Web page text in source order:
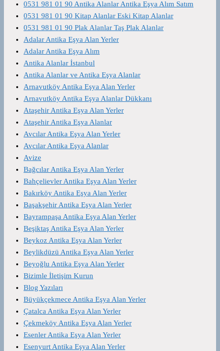
0531 981 01 90 Antika Alanlar Antika Eşya Alım Satım
0531 981 01 90 Kitap Alanlar Eski Kitap Alanlar
0531 981 01 90 Plak Alanlar Taş Plak Alanlar
Adalar Antika Eşya Alan Yerler
Adalar Antika Eşya Alım
Antika Alanlar İstanbul
Antika Alanlar ve Antika Eşya Alanlar
Arnavutköy Antika Eşya Alan Yerler
Arnavutköy Antika Eşya Alanlar Dükkanı
Ataşehir Antika Eşya Alan Yerler
Ataşehir Antika Eşya Alanlar
Avcılar Antika Eşya Alan Yerler
Avcılar Antika Eşya Alanlar
Avize
Bağcılar Antika Eşya Alan Yerler
Bahçelievler Antika Eşya Alan Yerler
Bakırköy Antika Eşya Alan Yerler
Başakşehir Antika Eşya Alan Yerler
Bayrampaşa Antika Eşya Alan Yerler
Beşiktaş Antika Eşya Alan Yerler
Beykoz Antika Eşya Alan Yerler
Beylikdüzü Antika Eşya Alan Yerler
Beyoğlu Antika Eşya Alan Yerler
Bizimle İletişim Kurun
Blog Yazıları
Büyükçekmece Antika Eşya Alan Yerler
Çatalca Antika Eşya Alan Yerler
Çekmeköy Antika Eşya Alan Yerler
Esenler Antika Eşya Alan Yerler
Esenyurt Antika Eşya Alan Yerler